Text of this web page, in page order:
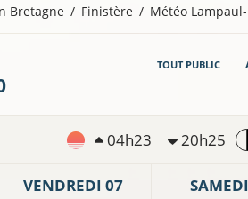
Bretagne Finistère Météo
TOUT PUBLIC
04h23 20h25
VENDREDI 07